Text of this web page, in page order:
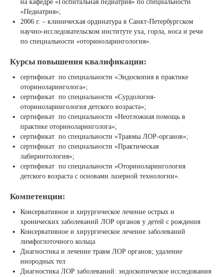
на кафедре «Госпитальная педиатрия» по специальности
«Педиатрия»;
2006 г. – клиническая ординатура в Санкт-Петербургском
научно-исследовательском институте уха, горла, носа и речи
по специальности «оториноларингология».
Курсы повышения квалификации:
сертификат по специальности «Эндоскопия в практике
оториноларинголога»;
сертификат по специальности «Сурдология-
оториноларингология детского возраста»;
сертификат по специальности «Неотложная помощь в
практике оториноларинголога»;
сертификат по специальности «Травмы ЛОР-органов»;
сертификат по специальности «Практическая
лабиринтология»;
сертификат по специальности «Оториноларингология
детского возраста с основами лазерной технологии».
Компетенции:
Консервативное и хирургическое лечение острых и
хронических заболеваний ЛОР органов у детей с рождения
Консервативное и хирургическое лечение заболеваний
лимфоглоточного кольца
Диагностика и лечение травм ЛОР органов; удаление
инородных тел
Диагностика ЛОР заболеваний: эндоскопическое исследования